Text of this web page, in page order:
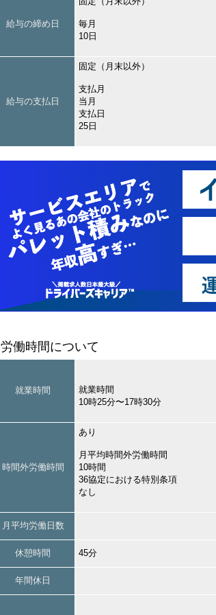
給与の締め日
毎月
10日
給与の支払日
固定（月末以外）
支払月
当月
支払日
25日
労働時間について
就業時間
就業時間
10時25分〜17時30分
時間外労働時間
あり
月平均時間外労働時間
10時間
36協定における特別条項
なし
月平均労働日数
休憩時間 45分
年間休日